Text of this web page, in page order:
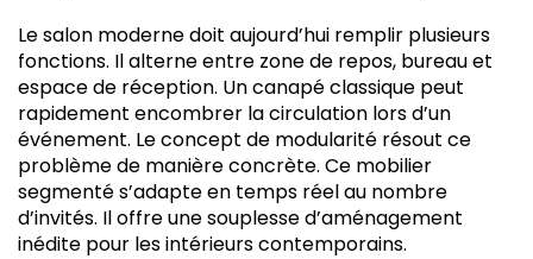
Le salon moderne doit aujourd’hui remplir plusieurs
fonctions. Il alterne entre zone de repos, bureau et
espace de réception. Un canapé classique peut
rapidement encombrer la circulation lors d’un
événement. Le concept de modularité résout ce
problème de manière concrète. Ce mobilier
segmenté s’adapte en temps réel au nombre
d’invités. Il offre une souplesse d’aménagement
inédite pour les intérieurs contemporains.